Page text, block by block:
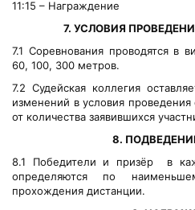
11:15 – Награждение
7. УСЛОВИЯ
7.1 Соревнования проводятся в
60, 100, 300 метров.
7.2 Судейская коллегия
изменений в условия проведения
от количества заявившихся
8.
8.1 Победители и призёр в
определяются по
прохождения дистанции.